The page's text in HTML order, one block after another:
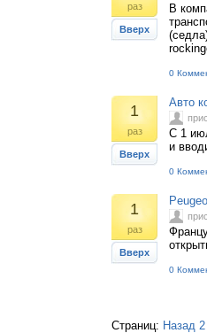
раз
Вверх
В
0
1
раз
Вверх
Авто
С 1
и
0
1
раз
Вверх
0
Страниц: Назад 2